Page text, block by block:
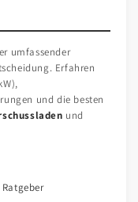
umfassender
Erfahren
und die besten
und